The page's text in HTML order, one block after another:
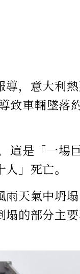
導，意大利
車輛墜落
是「一場
」死亡。
天氣中坍
的部分主